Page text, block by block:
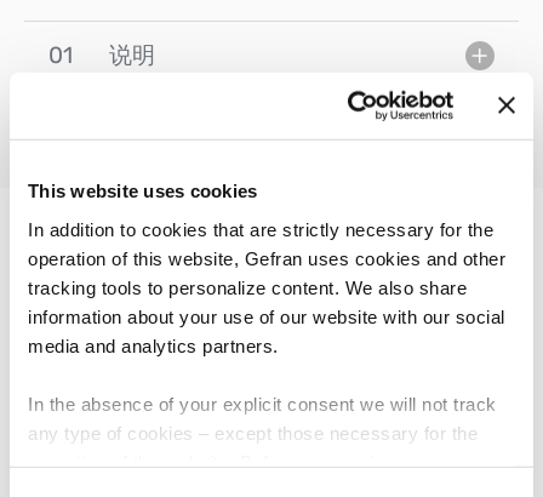
This website uses cookies
In addition to cookies that are strictly necessary for the
operation of this website, Gefran uses cookies and other
tracking tools to personalize content. We also share
information about your use of our website with our social
media and analytics partners.
In the absence of your explicit consent we will not track
any type of cookies – except those necessary for the
01 说明
其他产品
您可能会感兴趣